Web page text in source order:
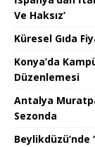
Ve Haksız’
Küresel Gıda
Konya’da
Düzenlemesi
Antalya
Sezonda
Beylikdüzü’nde